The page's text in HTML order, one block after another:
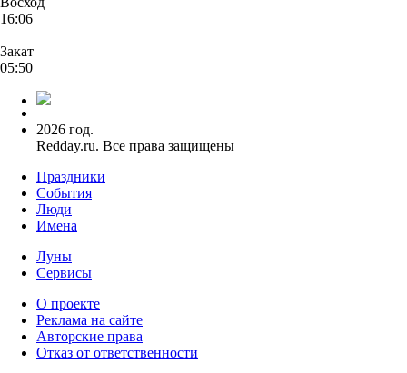
16:06
Закат
05:50
2026 год.
Redday.ru. Все права защищены
Праздники
События
Люди
Имена
Луны
Сервисы
О проекте
Реклама на сайте
Авторские права
Отказ от ответственности